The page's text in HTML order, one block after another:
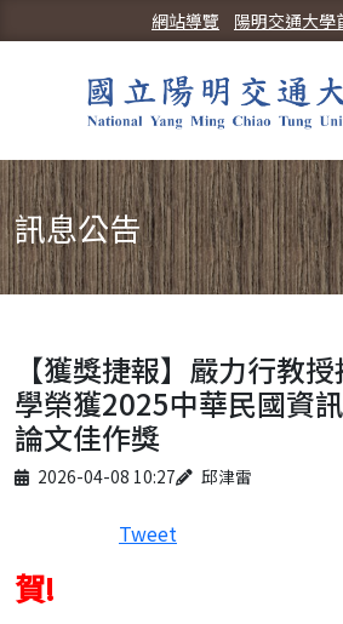
陽明交通大學
網站導覽
訊息公告
【獲獎捷報】嚴力行教
學榮獲2025中華民國資
論文佳作獎
Published on
2026-04-08 10:27
Author 邱津雷
Tweet
賀!